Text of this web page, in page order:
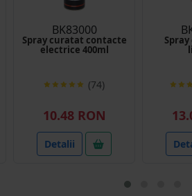
BK83000
Spray curatat contacte
electrice 400ml
(74)
10.48 RON
Detalii